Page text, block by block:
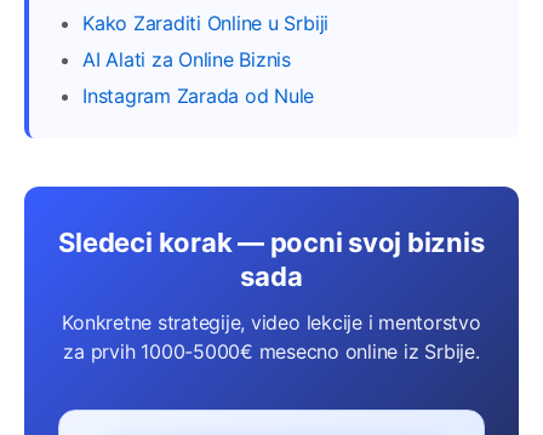
Kako Zaraditi Online u Srbiji
AI Alati za Online Biznis
Instagram Zarada od Nule
Sledeci korak — pocni svoj biznis
sada
Konkretne strategije, video lekcije i mentorstvo
za prvih 1000-5000€ mesecno online iz Srbije.